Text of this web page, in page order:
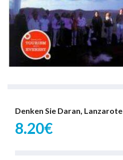
Denken Sie Daran, Lanzarote
8.20€